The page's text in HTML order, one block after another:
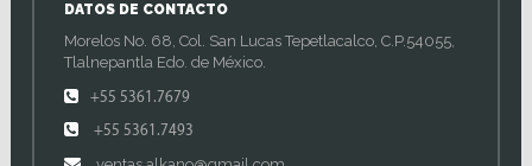
DATOS DE CONTACTO
Morelos No. 68, Col. San Lucas Tepetlacalco, C.P.54055,
Tlalnepantla Edo. de México.
+55 5361.7679
+55 5361.7493